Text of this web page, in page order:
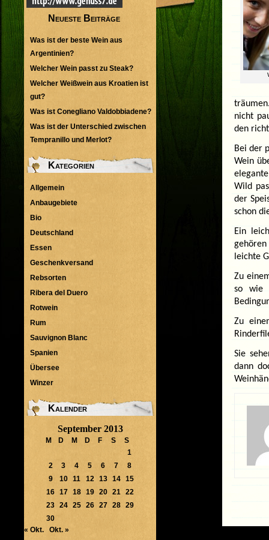
nicht
den
Bei der
Wein
Wild
der
schon
Ein
leichte
Zu
so wie
Zu
Sie
dann
Neueste Beiträge
Was ist der beste Wein aus
Argentinien?
Welcher Wein passt zu Steak?
Welcher Weißwein aus Kroatien ist
gut?
Was ist Conegliano Valdobbiadene?
Was ist der Unterschied zwischen
Tempranillo und Merlot?
Kategorien
Allgemein
Anbaugebiete
Bio
Deutschland
Essen
Geschenkversand
Rebsorten
Ribera del Duero
Rotwein
Rum
Sauvignon Blanc
Spanien
Übersee
Winzer
Kalender
September 2013
M D M D F S
S
1
2
3 4 5 6 7
8
9
10 11 12 13 14
15
16 17 18 19 20 21
22
23 24 25 26 27 28
29
30
« Okt.
Okt. »